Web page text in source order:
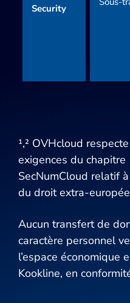
Security
¹,² OVHcloud
exigences du
SecNumCloud relatif
du droit extra-
Aucun transfert de
caractère personnel
l’espace économique
Kookline, en